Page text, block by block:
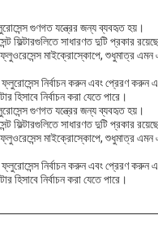
গুণগত যন্ত্রের জন্য ব্যবহৃত হয়।
সাধারণত দুটি প্রকার
মাইক্রোস্কোপে, শুধুমাত্র এমন
ফ্লুরোসেন্স নির্বাচন করুন এবং
হিসাবে নির্বাচন করা যেতে পারে।
গুণগত যন্ত্রের জন্য ব্যবহৃত হয়।
সাধারণত দুটি প্রকার
মাইক্রোস্কোপে, শুধুমাত্র এমন
ফ্লুরোসেন্স নির্বাচন করুন এবং
হিসাবে নির্বাচন করা যেতে পারে।